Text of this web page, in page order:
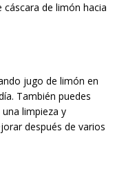
de limón hacia
jugo de limón en
También puedes
limpieza y
después de varios